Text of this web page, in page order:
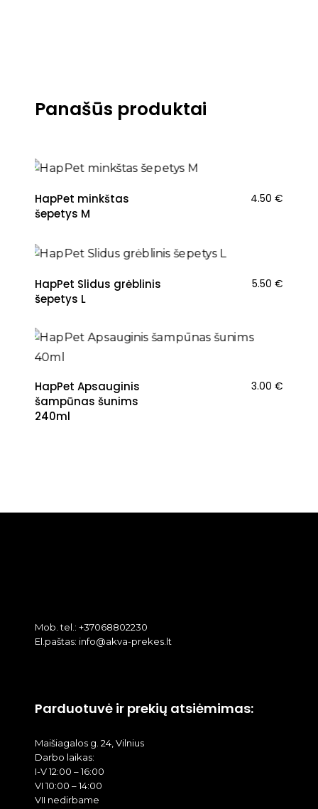
Panašūs produktai
HapPet minkštas
šepetys M
4.50 €
HapPet Slidus grėblinis
šepetys L
5.50 €
HapPet Apsauginis
šampūnas šunims
240ml
3.00 €
Mob. tel.: +37068802230
El.paštas: info@akva-prekes.lt
Parduotuvė ir prekių atsiėmimas:
Maišiagalos g. 24, Vilnius
Darbo laikas:
I-V 12:00 – 16:00
VI 10:00 – 14:00
VII nedirbame